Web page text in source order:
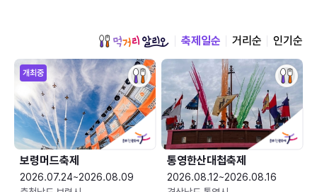
축제일순 거리순 인기순
개최중
보령머드축제
2026.07.24~2026.08.09
통영한산대첩축제
2026.08.12~2026.08.16